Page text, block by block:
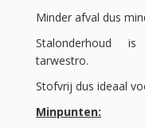
Minder afval dus
Stalonderhoud
tarwestro.
Stofvrij dus ideaal
Minpunten: